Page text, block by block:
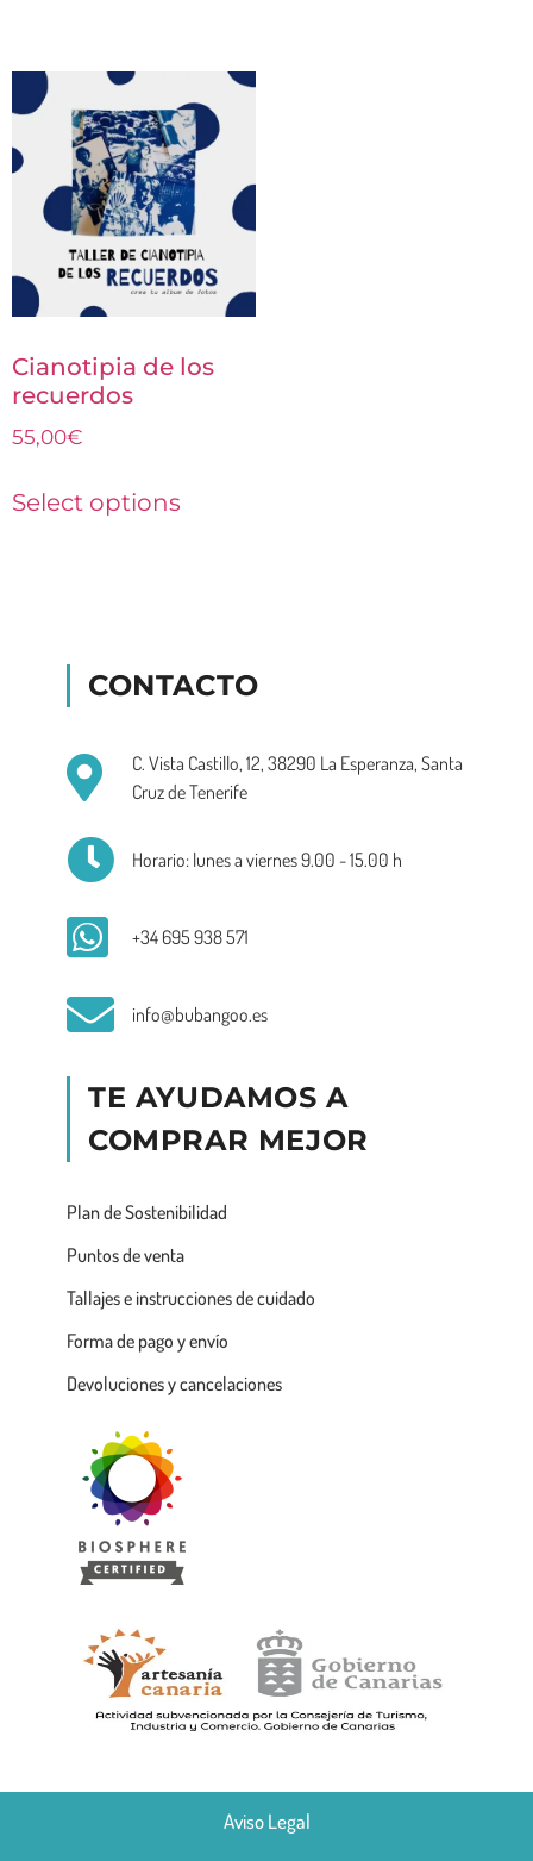
Cianotipia de los
recuerdos
55,00€
Select options
TE AYUDAMOS A
COMPRAR MEJOR
Plan de Sostenibilidad
Puntos de venta
Tallajes e instrucciones de cuidado
Forma de pago y envío
Devoluciones y cancelaciones
CONTACTO
C. Vista Castillo, 12, 38290 La Esperanza, Santa
Cruz de Tenerife
Horario: lunes a viernes 9.00 - 15.00 h
+34 695 938 571
info@bubangoo.es
Aviso Legal